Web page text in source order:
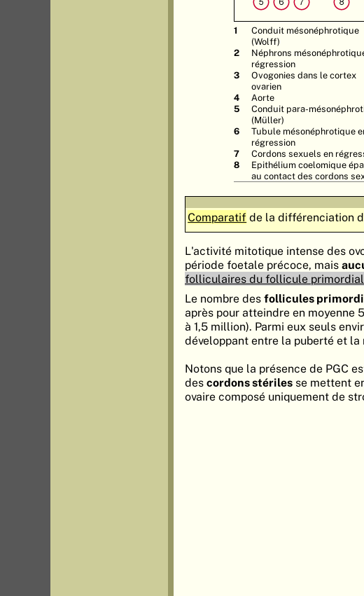
Conduit mésonéphrotique
(Wolff)
Néphrons
régression
Ovogonies dans le cortex
ovarien
Aorte
Conduit para-
(Müller)
Tubule mésonéphrotique
régression
Cordons sexuels en
Epithélium coelomique
au contact des cordons
Comparatif de la différenciation
L'activité mitotique intense des
période foetale précoce, mais
folliculaires du follicule
Le nombre des follicules
après pour atteindre en moyenne
à 1,5 million). Parmi eux seuls
développant entre la puberté et la
Notons que la présence de PGC
des cordons stériles se mettent
ovaire composé uniquement de